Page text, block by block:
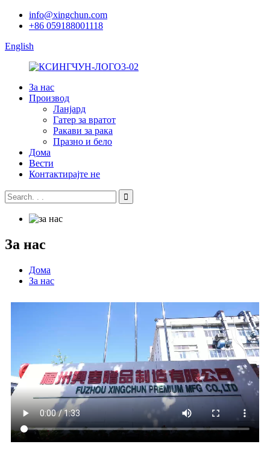
info@xingchun.com
+86 059188001118
English
За нас
Производ
Ланјард
Гатер за вратот
Ракави за рака
Празно и бело
Дома
Вести
Контактирајте не
За нас
Дома
За нас